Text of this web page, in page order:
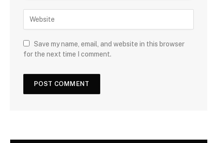
Save my name, email, and website in this browser
for the next time I comment.